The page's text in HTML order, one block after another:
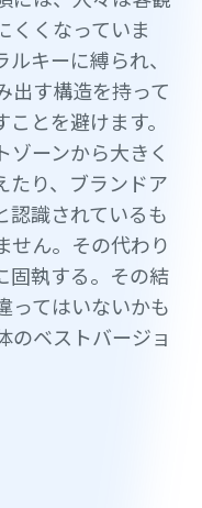
くくなっていま
キーに縛られ、
出す構造を持って
とを避けます。
ーンから大きく
たり、ブランドア
認識されているも
せん。その代わり
固執する。その結
ってはいないかも
のベストバージョ